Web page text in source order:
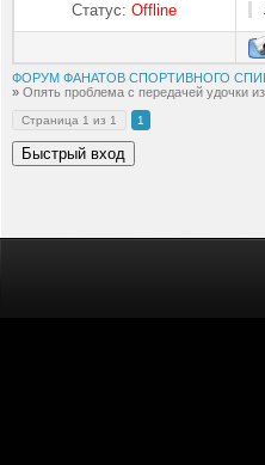
Статус:Offline
ФОРУМ ФАНАТОВ СПОРТИВНОГО
» Опять проблема с передачей удочки
Страница 1 из 1 1